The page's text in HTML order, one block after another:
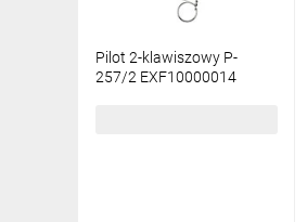
Pilot 2-klawiszowy P-
257/2 EXF10000014